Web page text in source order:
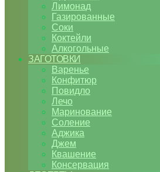
Лимонад
Газированные
Соки
Коктейли
Алкогольные
ЗАГОТОВКИ
Варенье
Конфитюр
Повидло
Лечо
Маринование
Соление
Аджика
Джем
Квашение
Консервация